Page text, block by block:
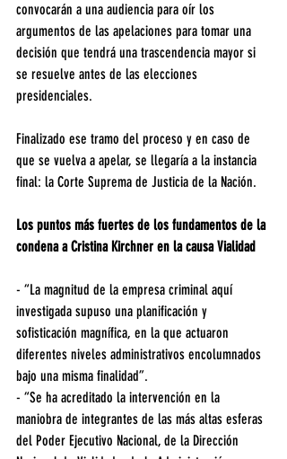
convocarán a una audiencia para oír los
argumentos de las apelaciones para tomar una
decisión que tendrá una trascendencia mayor si
se resuelve antes de las elecciones
presidenciales.
Finalizado ese tramo del proceso y en caso de
que se vuelva a apelar, se llegaría a la instancia
final: la Corte Suprema de Justicia de la Nación.
Los puntos más fuertes de los fundamentos de la
condena a Cristina Kirchner en la causa Vialidad
- “La magnitud de la empresa criminal aquí
investigada supuso una planificación y
sofisticación magnífica, en la que actuaron
diferentes niveles administrativos encolumnados
bajo una misma finalidad”.
- “Se ha acreditado la intervención en la
maniobra de integrantes de las más altas esferas
del Poder Ejecutivo Nacional, de la Dirección